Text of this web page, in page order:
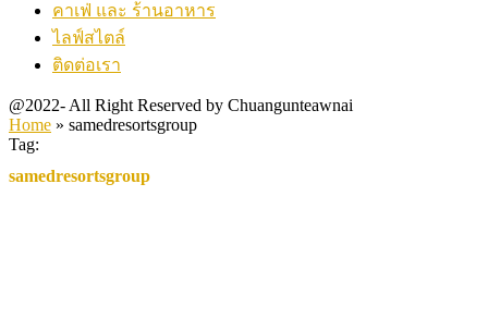
คาเฟ่ และ ร้านอาหาร
ไลฟ์สไตล์
ติดต่อเรา
@2022- All Right Reserved by Chuangunteawnai
Home » samedresortsgroup
Tag:
samedresortsgroup